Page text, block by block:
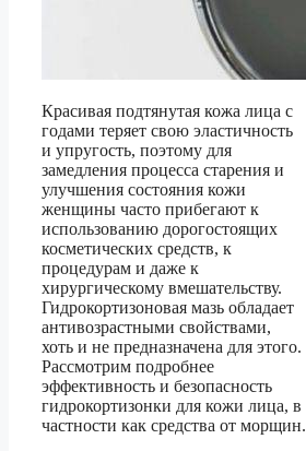
Красивая подтянутая кожа лица с
годами теряет свою эластичность
и упругость, поэтому для
замедления процесса старения и
улучшения состояния кожи
женщины часто прибегают к
использованию дорогостоящих
косметических средств, к
процедурам и даже к
хирургическому вмешательству.
Гидрокортизоновая мазь обладает
антивозрастными свойствами,
хоть и не предназначена для этого.
Рассмотрим подробнее
эффективность и безопасность
гидрокортизонки для кожи лица, в
частности как средства от морщин.